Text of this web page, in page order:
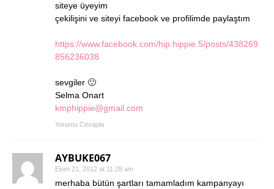
siteye üyeyim
çekilişini ve siteyi facebook ve profilimde paylaştım
https://www.facebook.com/hip.hippie.5/posts/438269
856236038
sevgiler 🙂
Selma Onart
kmphippie@gmail.com
Yorumu Cevapla
AYBUKE067
Ekim 21, 2012 at 11:28 am
merhaba bütün şartları tamamladım kampanyayı